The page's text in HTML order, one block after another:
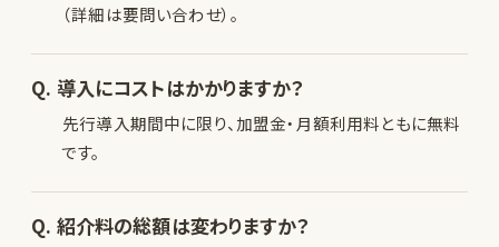
（詳細は要問い合わせ）。
Q. 導入にコストはかかりますか？
先行導入期間中に限り、加盟金・月額利用料ともに無料
です。
Q. 紹介料の総額は変わりますか？